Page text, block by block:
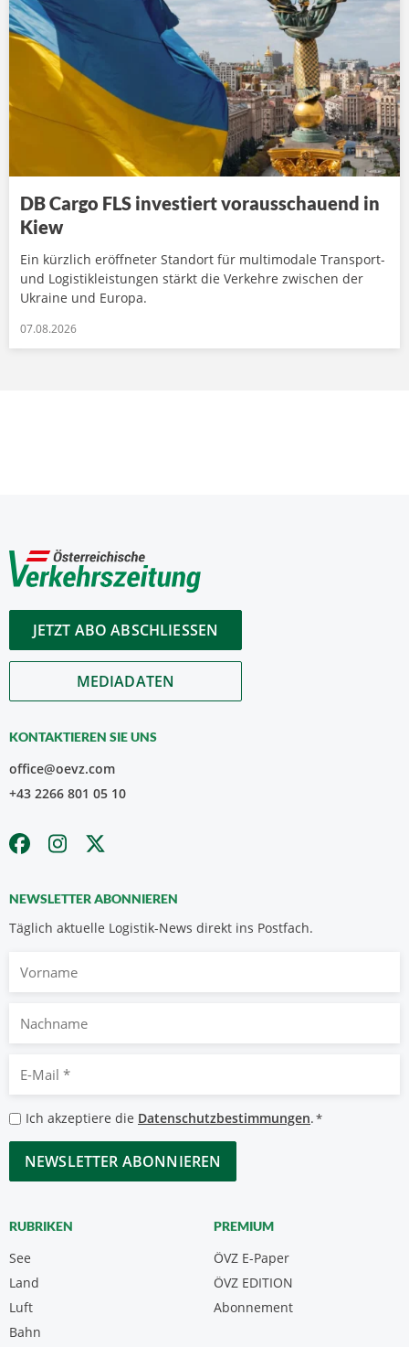
DB Cargo FLS investiert vorausschauend in
Kiew
Ein kürzlich eröffneter Standort für multimodale Transport-
und Logistikleistungen stärkt die Verkehre zwischen der
Ukraine und Europa.
07.08.2026
JETZT ABO ABSCHLIESSEN
MEDIADATEN
KONTAKTIEREN SIE UNS
office@oevz.com
+43 2266 801 05 10
NEWSLETTER ABONNIEREN
Täglich aktuelle Logistik-News direkt ins Postfach.
Nachname
Mail
*
Datenschutzbestimmungen
*
Ich akzeptiere die Datenschutzbestimmungen.*
CAPTCHA
RUBRIKEN
See
Land
Luft
Bahn
PREMIUM
ÖVZ E-Paper
Abonnement
ÖVZ EDITION